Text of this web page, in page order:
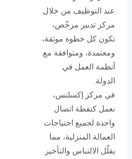
عند التوظيف من خلال
مركز تدبير مرخّص،
تكون كل خطوة موثقة،
ومعتمدة، ومتوافقة مع
أنظمة العمل في
الدولة.
في مركز إكسلنس،
نعمل كنقطة اتصال
واحدة لجميع احتياجات
العمالة المنزلية، مما
يقلّل الالتباس والتأخير